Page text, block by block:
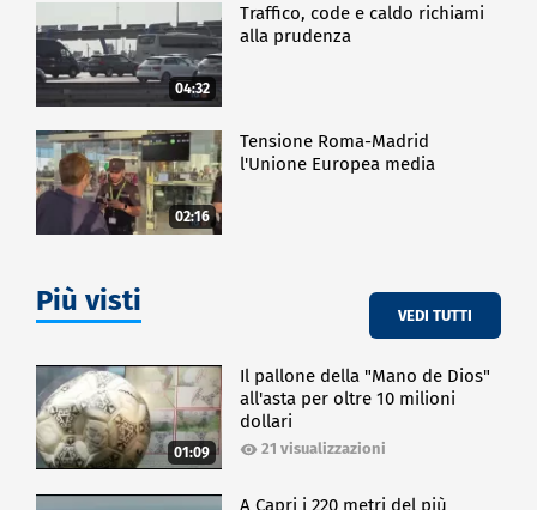
04:32
Traffico, code e caldo richiami
alla prudenza
02:16
Tensione Roma-Madrid
l'Unione Europea media
Più visti VEDI TUTTI
01:09
Il pallone della "Mano de Dios"
all'asta per oltre 10 milioni
dollari
21 visualizzazioni
A Capri i 220 metri del più